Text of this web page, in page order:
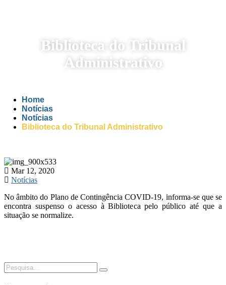
Biblioteca do Tribunal
Administrativo
Home
Notícias
Notícias
Biblioteca do Tribunal Administrativo
Mar 12, 2020
Notícias
No âmbito do Plano de Contingência COVID-19, informa-se que se
encontra suspenso o acesso à Biblioteca pelo público até que a
situação se normalize.